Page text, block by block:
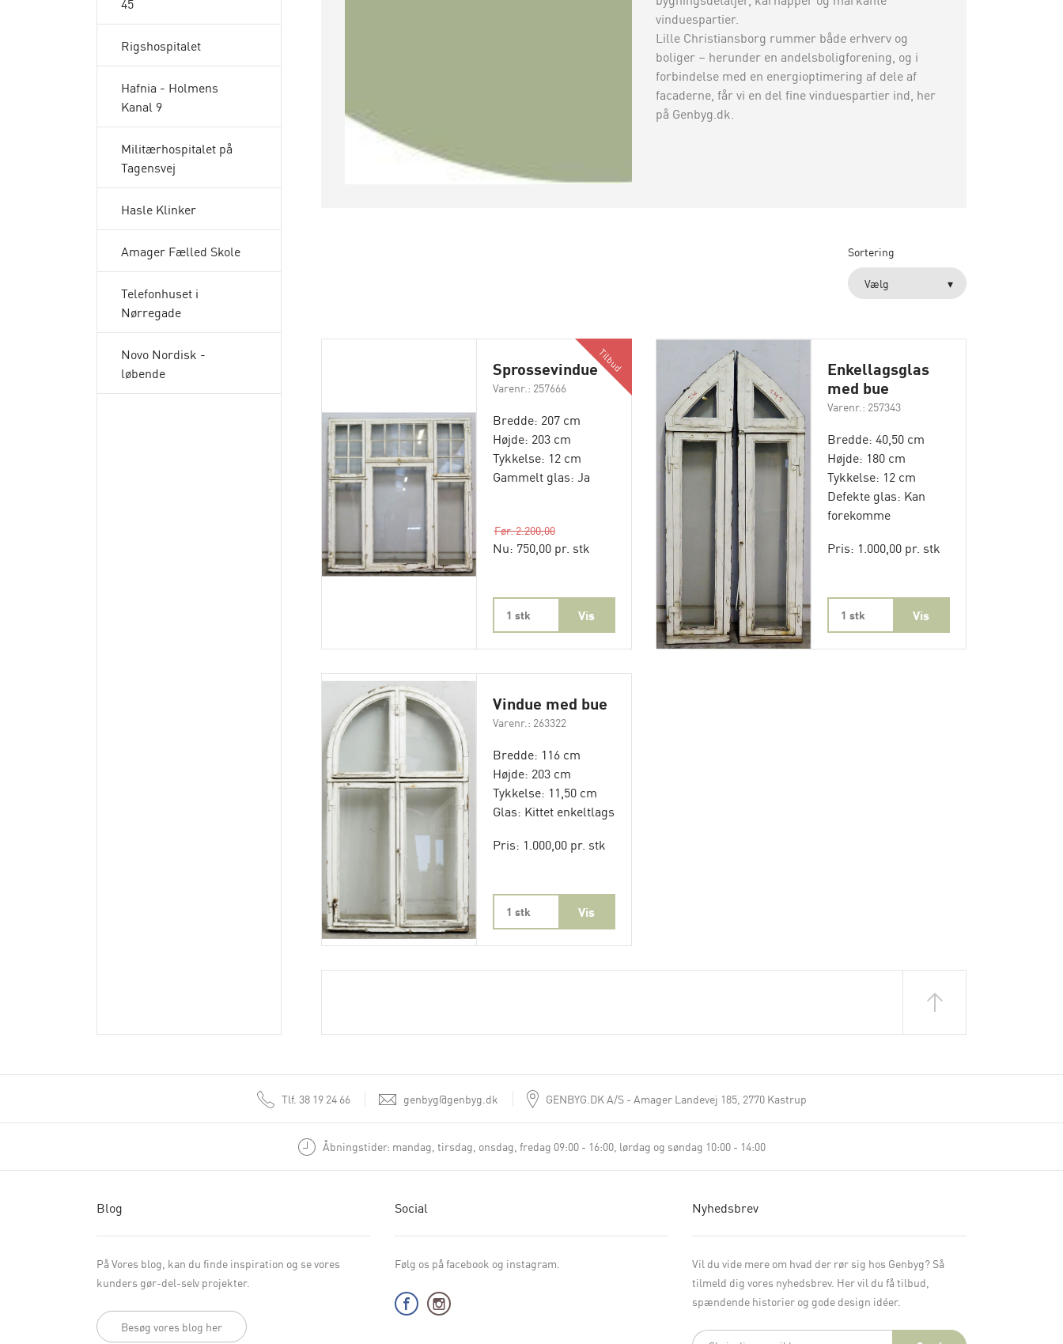
Rigshospitalet
Hafnia - Holmens
Kanal 9
Militærhospitalet på
Tagensvej
Hasle Klinker
Amager Fælled Skole
Telefonhuset i
Nørregade
Novo Nordisk -
løbende
vinduespartier.
Lille Christiansborg rummer både erhverv og
boliger – herunder en andelsboligforening, og i
forbindelse med en energioptimering af dele af
facaderne, får vi en del fine vinduespartier ind, her
på Genbyg.dk.
Sortering
Vælg
Tilbud
Sprossevindue
Varenr.: 257666
Bredde: 207 cm
Højde: 203 cm
Tykkelse: 12 cm
Gammelt glas: Ja
Nu: 750,00 pr. stk
Før: 2.200,00
1 stk
Enkellagsglas
med bue
Varenr.: 257343
Bredde: 40,50 cm
Højde: 180 cm
Tykkelse: 12 cm
Defekte glas: Kan
forekomme
Pris: 1.000,00 pr. stk
1 stk
Vindue med bue
Varenr.: 263322
Bredde: 116 cm
Højde: 203 cm
Tykkelse: 11,50 cm
Glas: Kittet enkeltlags
Pris: 1.000,00 pr. stk
1 stk
Tlf. 38 19 24 66 genbyg@genbyg.dk GENBYG.DK A/S Amager Landevej 185 2770 Kastrup
Åbningstider: mandag, tirsdag, onsdag, fredag 09:00 - 16:00 lørdag og søndag 10:00 - 14:00
Blog
På Vores blog, kan du finde inspiration og se vores
kunders gør-del-selv projekter.
Besøg vores blog her
Social
Følg os på facebook og instagram.
Nyhedsbrev
Vil du vide mere om hvad der rør sig hos Genbyg? Så
tilmeld dig vores nyhedsbrev. Her vil du få tilbud,
spændende historier og gode design idéer.